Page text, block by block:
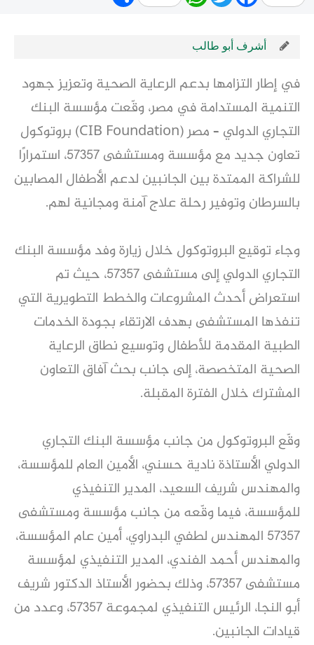
أشرف أبو طالب
في إطار التزامها بدعم الرعاية الصحية وتعزيز جهود
التنمية المستدامة في مصر، وقّعت مؤسسة البنك
التجاري الدولي – مصر (CIB Foundation) بروتوكول
تعاون جديد مع مؤسسة ومستشفى 57357، استمرارًا
للشراكة الممتدة بين الجانبين لدعم الأطفال المصابين
بالسرطان وتوفير رحلة علاج آمنة ومجانية لهم.
وجاء توقيع البروتوكول خلال زيارة وفد مؤسسة البنك
التجاري الدولي إلى مستشفى 57357، حيث تم
استعراض أحدث المشروعات والخطط التطويرية التي
تنفذها المستشفى بهدف الارتقاء بجودة الخدمات
الطبية المقدمة للأطفال وتوسيع نطاق الرعاية
الصحية المتخصصة، إلى جانب بحث آفاق التعاون
المشترك خلال الفترة المقبلة.
وقّع البروتوكول من جانب مؤسسة البنك التجاري
الدولي الأستاذة نادية حسني، الأمين العام للمؤسسة،
والمهندس شريف السعيد، المدير التنفيذي
للمؤسسة، فيما وقّعه من جانب مؤسسة ومستشفى
57357 المهندس لطفي البدراوي، أمين عام المؤسسة،
والمهندس أحمد الفندي، المدير التنفيذي لمؤسسة
مستشفى 57357، وذلك بحضور الأستاذ الدكتور شريف
أبو النجا، الرئيس التنفيذي لمجموعة 57357، وعدد من
قيادات الجانبين.